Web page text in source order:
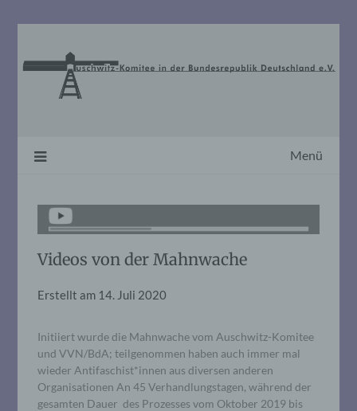
Menü
Videos von der Mahnwache
Erstellt am 14. Juli 2020
Initiiert wurde die Mahnwache vom Auschwitz-Komitee
und VVN/BdA; teilgenommen haben auch immer mal
wieder Antifaschist*innen aus diversen anderen
Organisationen An 45 Verhandlungstagen, während der
gesamten Dauer des Prozesses vom Oktober 2019 bis